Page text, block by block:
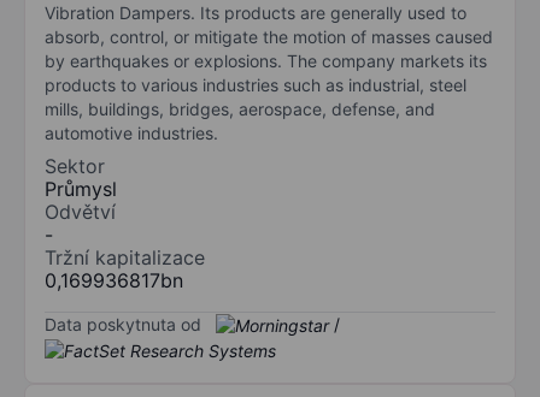
Vibration Dampers. Its products are generally used to
absorb, control, or mitigate the motion of masses caused
by earthquakes or explosions. The company markets its
products to various industries such as industrial, steel
mills, buildings, bridges, aerospace, defense, and
automotive industries.
Sektor
Průmysl
Odvětví
-
Tržní kapitalizace
0,169936817bn
Data poskytnuta od /